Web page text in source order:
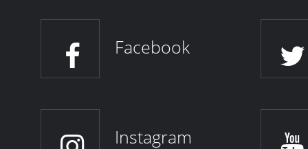
Facebook
Instagram